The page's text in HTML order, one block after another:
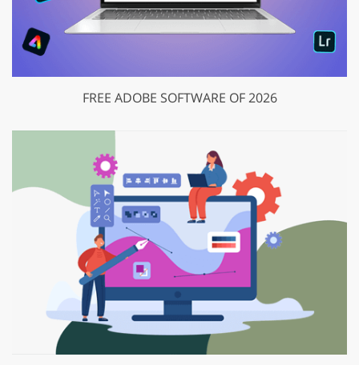
FREE ADOBE SOFTWARE OF 2026